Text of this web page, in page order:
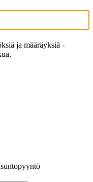
ja määräyksiä -